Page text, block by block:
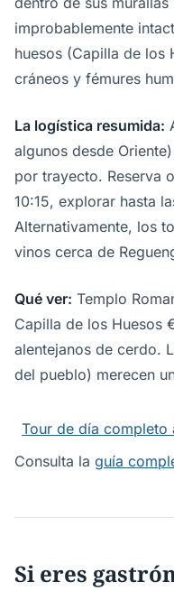
improbablemente
huesos (Capilla de los
cráneos y fémures
La logística resumida:
algunos desde
por trayecto. Reserva
10:15, explorar hasta
Alternativamente, los
vinos cerca de
Qué ver: Templo
Capilla de los Huesos
alentejanos de cerdo.
del pueblo) merecen
Tour de día completo
Consulta la guía
Si eres